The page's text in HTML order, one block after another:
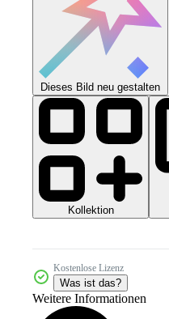
Dieses Bild neu gestalten
Kollektion
Kostenlose Lizenz
Was ist das?
Weitere Informationen